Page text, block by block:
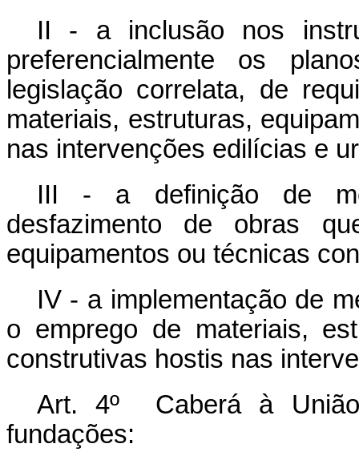
II - a inclusão nos
preferencialmente os
legislação correlata, de
materiais, estruturas,
nas intervenções edilícias e
III - a definição de
desfazimento de obras
equipamentos ou técnicas
IV - a implementação de
o emprego de materiais,
construtivas hostis nas
Art. 4º Caberá à
fundações: